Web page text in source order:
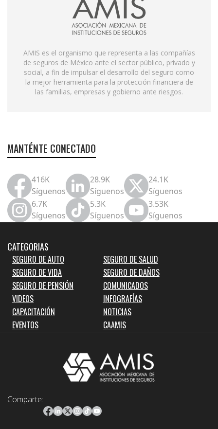
AMIS es el organismo que representa a las compañías
de seguros de México ante el sector público, privado y
social, a fin de impulsar el desarrollo del seguro como
la mejor herramienta para la protección financiera de
las familias, empresas y gobierno ante riesgos.
MANTÉNTE CONECTADO
416K
Síguenos
28.9K
Síguenos
24.1K
Síguenos
6.7K
Síguenos
5.3K
Síguenos
3.53K
Síguenos
CATEGORIAS
SEGURO DE AUTO
SEGURO DE SALUD
SEGURO DE VIDA
SEGURO DE DAÑOS
SEGURO DE PENSIÓN
COMUNICADOS
VIDEOS
INFOGRAFÍAS
CAPACITACIÓN
NOTICIAS
EVENTOS
CAAMIS
Comparte: